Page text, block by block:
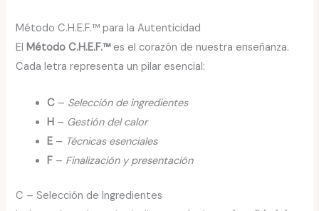
Método C.H.E.F.™ para la Autenticidad
ElMétodo C.H.E.F.™es el corazón de nuestra enseñanza.
Cada letra representa un pilar esencial:
C – Selección de ingredientes
H – Gestión del calor
E – Técnicas esenciales
F – Finalización y presentación
C – Selección de Ingredientes